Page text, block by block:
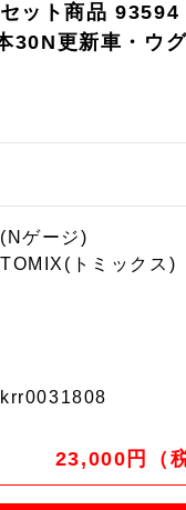
セット商品
30N更新車・ウ
(Nゲージ)
TOMIX(トミックス)
krr0031808
23,000円（